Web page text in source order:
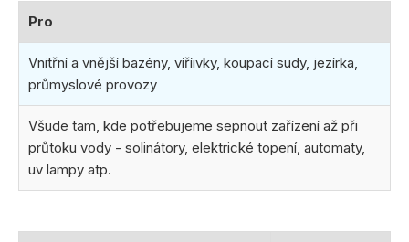
Pro
Vnitřní a vnější bazény, víříivky, koupací sudy, jezírka,
průmyslové provozy
Všude tam, kde potřebujeme sepnout zařízení až při
průtoku vody - solinátory, elektrické topení, automaty,
uv lampy atp.